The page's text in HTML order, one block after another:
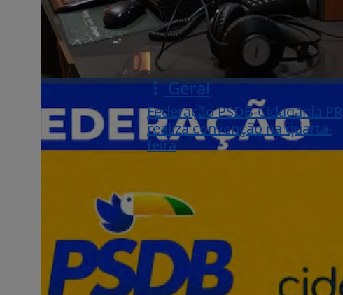
Geral
Federação PSDB-Cidadania PR
realiza convenção na quarta-
feira